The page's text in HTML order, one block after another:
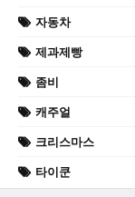
자동차
제과제빵
좀비
캐주얼
크리스마스
타이쿤